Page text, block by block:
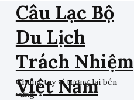
Câu Lạc Bộ
Du Lịch
Trách Nhiệm
Việt Nam
Chung tay vì tương lai bền
vững